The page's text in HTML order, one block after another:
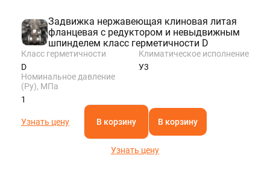
Задвижка нержавеющая клиновая литая
фланцевая с редуктором и невыдвижным
шпинделем класс герметичности D
Класс герметичности
D
Климатическое исполнение
У3
Номинальное давление
(Ру), МПа
1
Узнать цену В корзину В корзину
Узнать цену